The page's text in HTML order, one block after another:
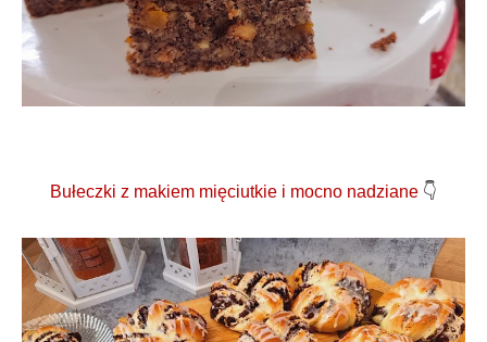
Bułeczki z makiem mięciutkie i mocno nadziane 👇